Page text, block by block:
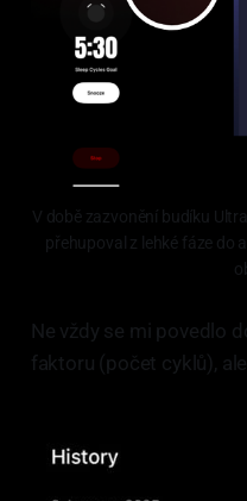
V době zazvonění budíku
přehupoval z lehké fáze do
Ne vždy se mi povedlo
faktoru (počet cyklů),